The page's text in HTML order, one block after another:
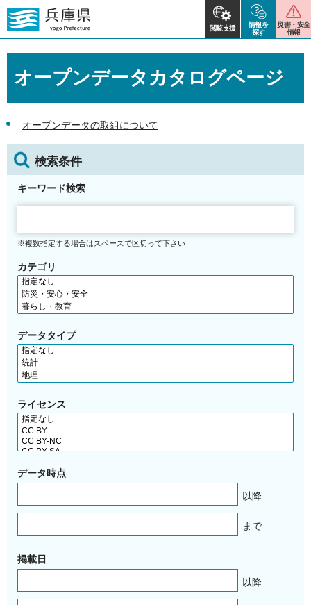
閲覧支援
情報を
探す
災害・安全
情報
オープンデータカタログページ
オープンデータの取組について
検索条件
キーワード検索
※複数指定する場合はスペースで区切って下さい
カテゴリ
データタイプ
ライセンス
データ時点
以降
まで
掲載日
以降